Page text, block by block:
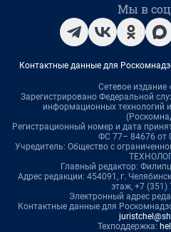
Мы в
Контактные данные для
Сетевое издание
Зарегистрировано Федеральной
информационных технологий
Регистрационный номер и дата
ФС 77– 84676 от
Учредитель: Общество с
Главный редактор:
Адрес редакции: 454091, г.
этаж, +7 (351)
Электронный адрес
Контактные данные для
Техподдержка: